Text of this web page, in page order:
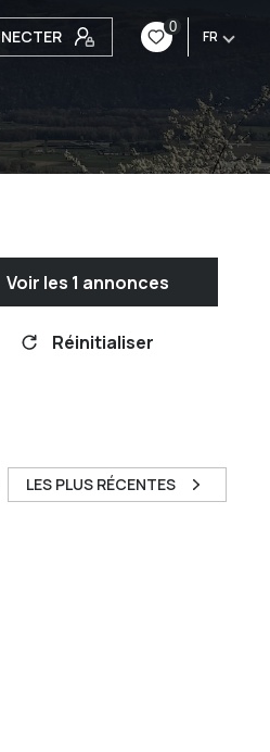
0
FR
Voir les 1 annonces
Réinitialiser
LES PLUS RÉCENTES